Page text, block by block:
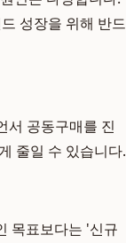
성장을 위해 반드
서 공동구매를 진
줄일 수 있습니다.
목표보다는 '신규